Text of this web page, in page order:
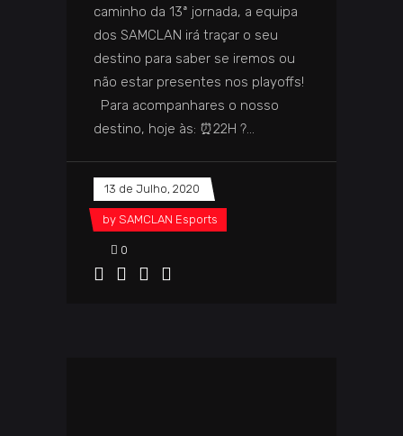
caminho da 13ª jornada, a equipa
dos SAMCLAN irá traçar o seu
destino para saber se iremos ou
não estar presentes nos playoffs!
Para acompanhares o nosso
destino, hoje às: ⏰22H ?
13 de Julho, 2020
by SAMCLAN Esports
0